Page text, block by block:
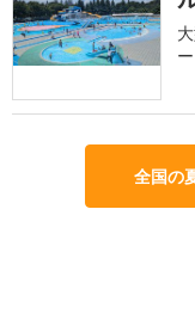
ー
全国の